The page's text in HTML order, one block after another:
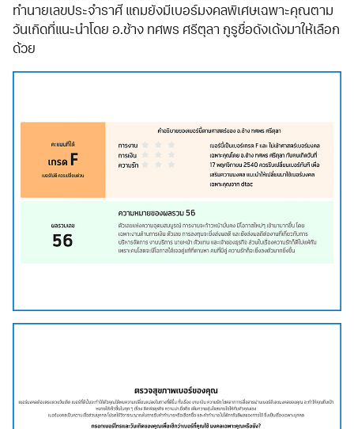
ทำนายเลขประจำราศี แถมยังมีเบอร์มงคลพิเศษเฉพาะคุณตาม
วันเกิดที่แนะนำโดย อ.ช้าง ทศพร ศรีตุลา กูรูชื่อดังเด้งมาให้เลือก
ด้วย